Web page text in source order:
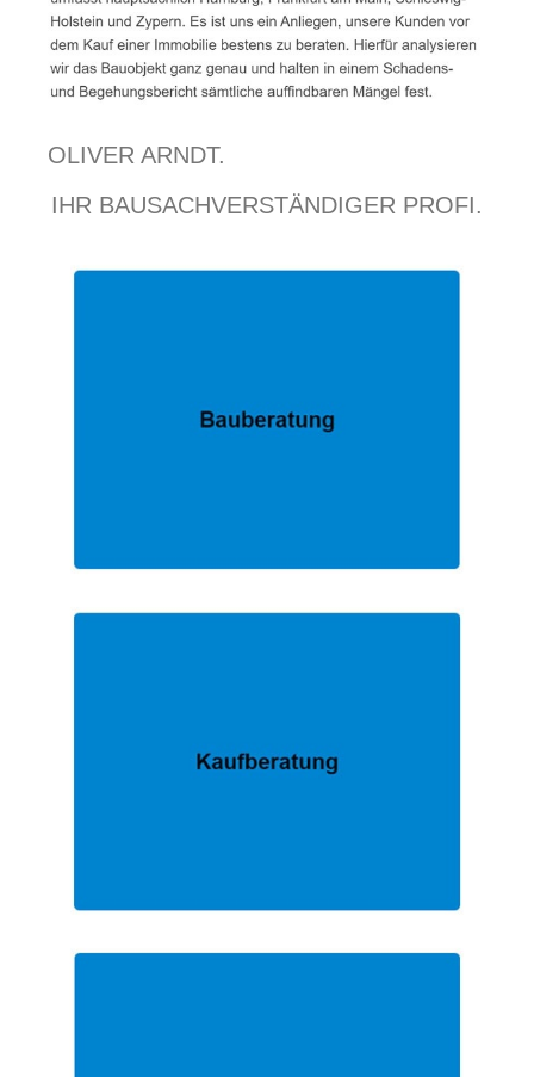
OLIVER ARNDT.
IHR BAUSACHVERSTÄNDIGER PROFI.